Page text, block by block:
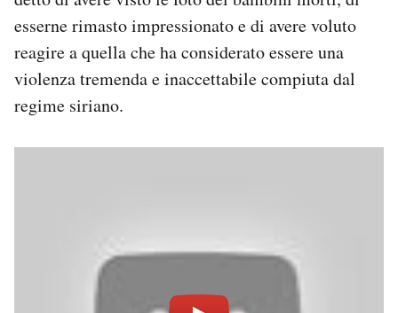
esserne rimasto impressionato e di avere voluto
reagire a quella che ha considerato essere una
violenza tremenda e inaccettabile compiuta dal
regime siriano.